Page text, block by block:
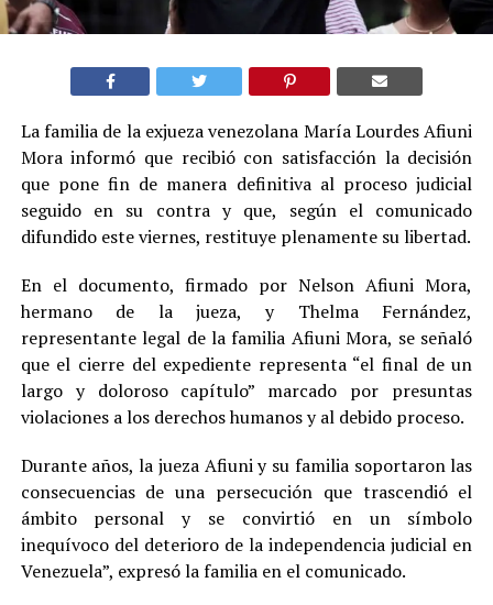
La familia de la exjueza venezolana María Lourdes Afiuni
Mora informó que recibió con satisfacción la decisión
que pone fin de manera definitiva al proceso judicial
seguido en su contra y que, según el comunicado
difundido este viernes, restituye plenamente su libertad.
En el documento, firmado por Nelson Afiuni Mora,
hermano de la jueza, y Thelma Fernández,
representante legal de la familia Afiuni Mora, se señaló
que el cierre del expediente representa “el final de un
largo y doloroso capítulo” marcado por presuntas
violaciones a los derechos humanos y al debido proceso.
Durante años, la jueza Afiuni y su familia soportaron las
consecuencias de una persecución que trascendió el
ámbito personal y se convirtió en un símbolo
inequívoco del deterioro de la independencia judicial en
Venezuela”, expresó la familia en el comunicado.